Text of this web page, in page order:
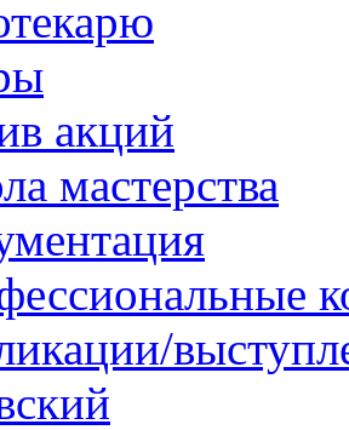
акций
мастерства